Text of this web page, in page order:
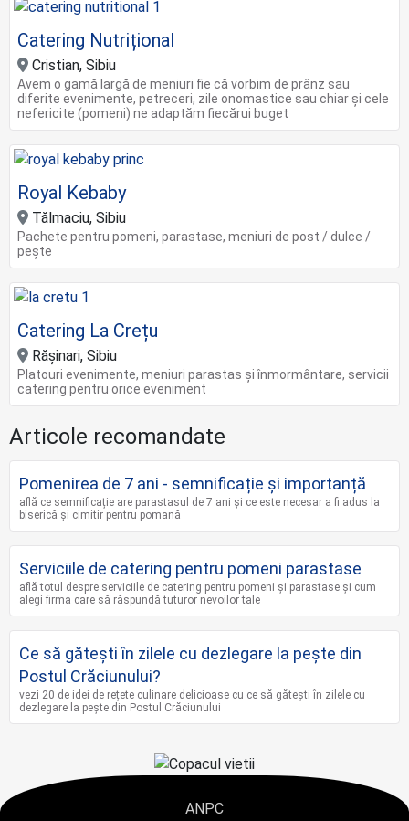
Catering Nutrițional
Cristian, Sibiu
Avem o gamă largă de meniuri fie că vorbim de prânz sau
diferite evenimente, petreceri, zile onomastice sau chiar și cele
nefericite (pomeni) ne adaptăm fiecărui buget
Royal Kebaby
Tălmaciu, Sibiu
Pachete pentru pomeni, parastase, meniuri de post / dulce /
pește
Catering La Crețu
Rășinari, Sibiu
Platouri evenimente, meniuri parastas și înmormântare, servicii
catering pentru orice eveniment
Articole recomandate
Pomenirea de 7 ani - semnificație și importanță
află ce semnificație are parastasul de 7 ani și ce este necesar a fi adus la
biserică și cimitir pentru pomană
Serviciile de catering pentru pomeni parastase
află totul despre serviciile de catering pentru pomeni și parastase și cum
alegi firma care să răspundă tuturor nevoilor tale
Ce să gătești în zilele cu dezlegare la pește din
Postul Crăciunului?
vezi 20 de idei de rețete culinare delicioase cu ce să gătești în zilele cu
dezlegare la pește din Postul Crăciunului
ANPC